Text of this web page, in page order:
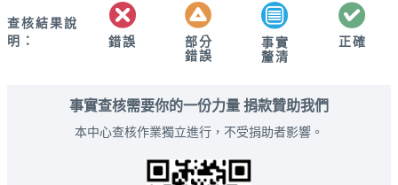
查核結果說
明：
錯誤
部分
錯誤
事實
釐清
正確
事實查核需要你的一份力量 捐款贊助我們
本中心查核作業獨立進行，不受捐助者影響。